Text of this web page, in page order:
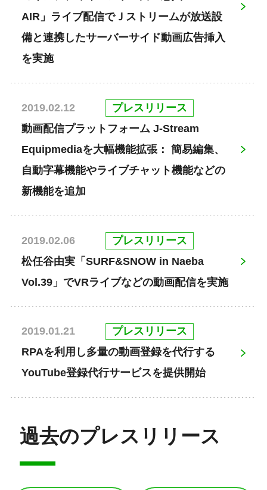
AIR」ライブ配信でＪストリームが放送設
備と連携したサーバーサイド動画広告挿入
を実施
2019.02.12
プレスリリース
動画配信プラットフォーム J-Stream
Equipmediaを大幅機能拡張： 簡易編集、
自動字幕機能やライブチャット機能などの
新機能を追加
2019.02.06
プレスリリース
松任谷由実「SURF&SNOW in Naeba
Vol.39」でVRライブなどの動画配信を実施
2019.01.21
プレスリリース
RPAを利用し多量の動画登録を代行する
YouTube登録代行サービスを提供開始
過去のプレスリリース